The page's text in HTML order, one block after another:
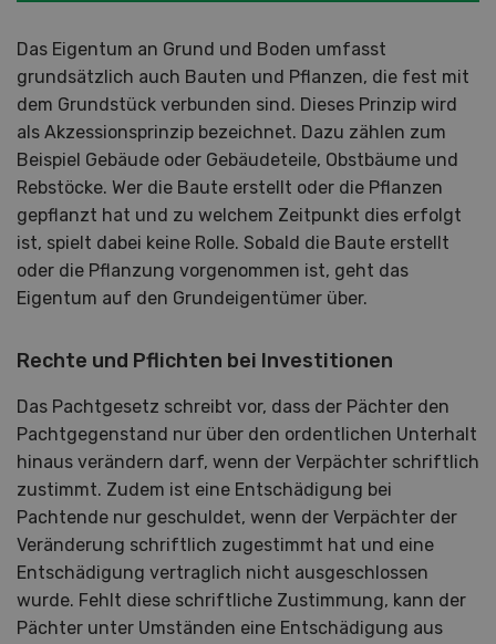
Das Eigentum an Grund und Boden umfasst
grundsätzlich auch Bauten und Pflanzen, die fest mit
dem Grundstück verbunden sind. Dieses Prinzip wird
als Akzessionsprinzip bezeichnet. Dazu zählen zum
Beispiel Gebäude oder Gebäudeteile, Obstbäume und
Rebstöcke. Wer die Baute erstellt oder die Pflanzen
gepflanzt hat und zu welchem Zeitpunkt dies erfolgt
ist, spielt dabei keine Rolle. Sobald die Baute erstellt
oder die Pflanzung vorgenommen ist, geht das
Eigentum auf den Grundeigentümer über.
Rechte und Pflichten bei Investitionen
Das Pachtgesetz schreibt vor, dass der Pächter den
Pachtgegenstand nur über den ordentlichen Unterhalt
hinaus verändern darf, wenn der Verpächter schriftlich
zustimmt. Zudem ist eine Entschädigung bei
Pachtende nur geschuldet, wenn der Verpächter der
Veränderung schriftlich zugestimmt hat und eine
Entschädigung vertraglich nicht ausgeschlossen
wurde. Fehlt diese schriftliche Zustimmung, kann der
Pächter unter Umständen eine Entschädigung aus